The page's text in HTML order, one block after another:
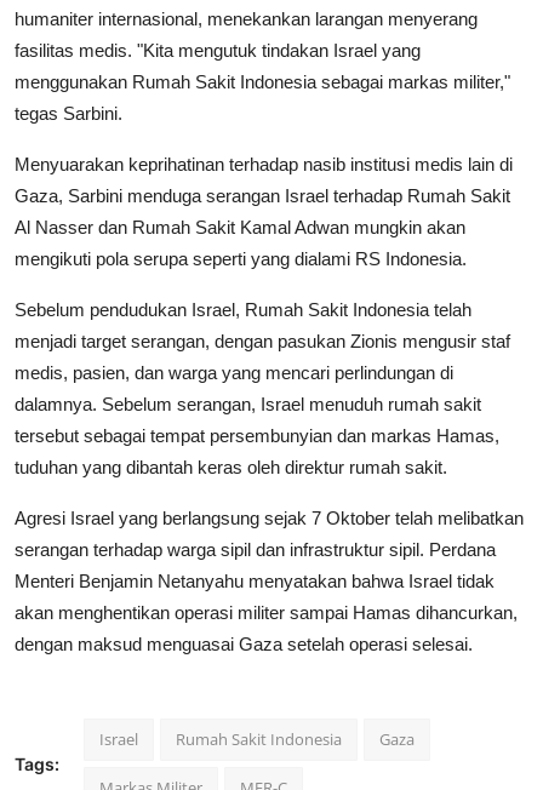
humaniter internasional, menekankan larangan menyerang
fasilitas medis. "Kita mengutuk tindakan Israel yang
menggunakan Rumah Sakit Indonesia sebagai markas militer,"
tegas Sarbini.
Menyuarakan keprihatinan terhadap nasib institusi medis lain di
Gaza, Sarbini menduga serangan Israel terhadap Rumah Sakit
Al Nasser dan Rumah Sakit Kamal Adwan mungkin akan
mengikuti pola serupa seperti yang dialami RS Indonesia.
Sebelum pendudukan Israel, Rumah Sakit Indonesia telah
menjadi target serangan, dengan pasukan Zionis mengusir staf
medis, pasien, dan warga yang mencari perlindungan di
dalamnya. Sebelum serangan, Israel menuduh rumah sakit
tersebut sebagai tempat persembunyian dan markas Hamas,
tuduhan yang dibantah keras oleh direktur rumah sakit.
Agresi Israel yang berlangsung sejak 7 Oktober telah melibatkan
serangan terhadap warga sipil dan infrastruktur sipil. Perdana
Menteri Benjamin Netanyahu menyatakan bahwa Israel tidak
akan menghentikan operasi militer sampai Hamas dihancurkan,
dengan maksud menguasai Gaza setelah operasi selesai.
Tags:
Israel Rumah Sakit Indonesia Gaza